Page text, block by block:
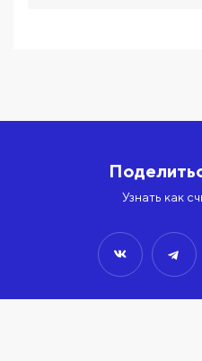
Узнать как